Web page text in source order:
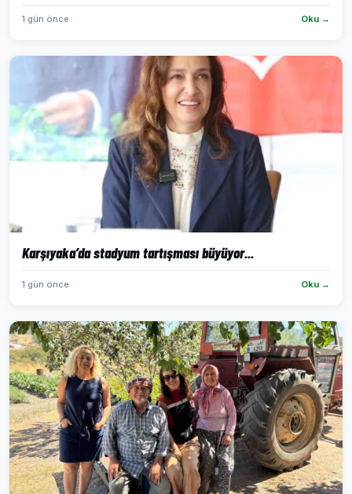
1 gün önce Oku →
Karşıyaka’da stadyum tartışması büyüyor...
1 gün önce Oku →